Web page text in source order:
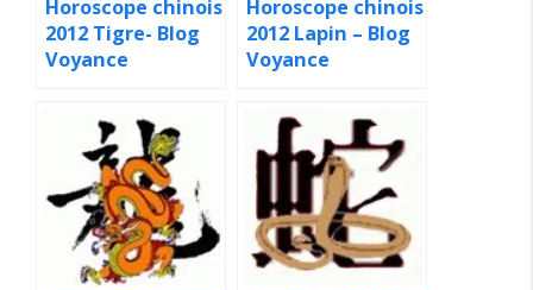
Horoscope chinois
2012 Tigre- Blog
Voyance
Horoscope chinois
2012 Lapin – Blog
Voyance